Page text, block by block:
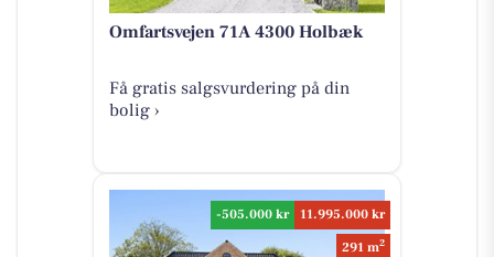
Omfartsvejen 71A 4300 Holbæk
Få gratis salgsvurdering på din
bolig ›
-505.000 kr
11.995.000 kr
291 m2